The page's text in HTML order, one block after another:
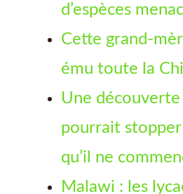
d’espèces
Cette grand-
ému toute la
Une découverte
pourrait
qu’il ne
Malawi : les